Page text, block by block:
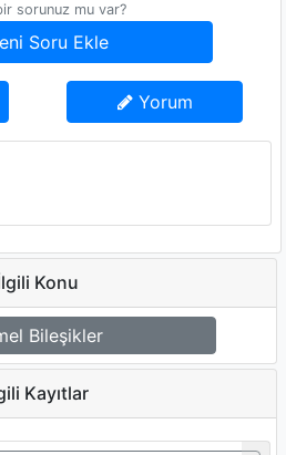
sorunuz mu var?
Soru Ekle
Yorum
Konu
Bileşikler
Kayıtlar